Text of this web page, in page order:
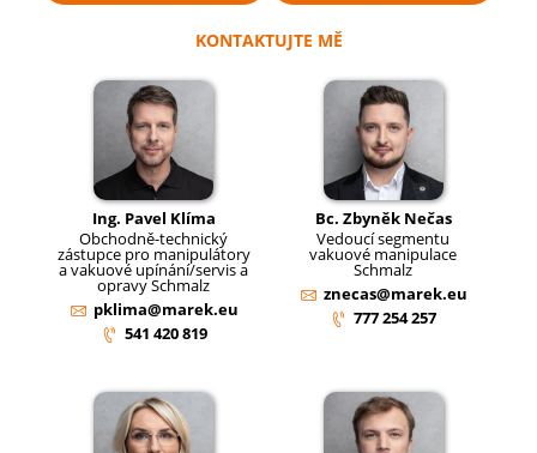
KONTAKTUJTE MĚ
Ing. Pavel Klíma
Obchodně-technický
zástupce pro manipulátory
a vakuové upínání/servis a
opravy Schmalz
pklima@marek.eu
541 420 819
Bc. Zbyněk Nečas
Vedoucí segmentu
vakuové manipulace
Schmalz
znecas@marek.eu
777 254 257